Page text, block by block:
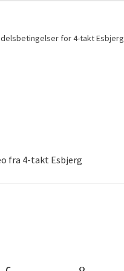
for 4-takt Esbjerg
fra 4-takt Esbjerg